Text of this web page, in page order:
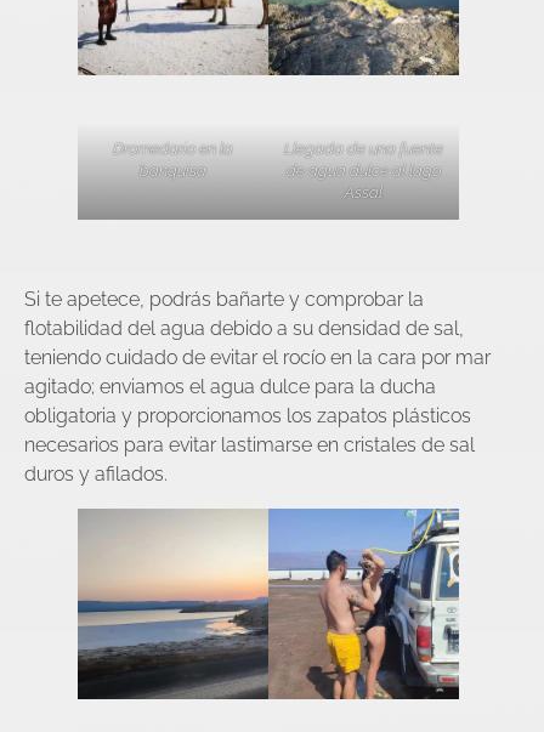
Dromedario en la
banquisa
Llegada de una fuente
de agua dulce al lago
Assal
Si te apetece, podrás bañarte y comprobar la
flotabilidad del agua debido a su densidad de sal,
teniendo cuidado de evitar el rocío en la cara por mar
agitado; enviamos el agua dulce para la ducha
obligatoria y proporcionamos los zapatos plásticos
necesarios para evitar lastimarse en cristales de sal
duros y afilados.